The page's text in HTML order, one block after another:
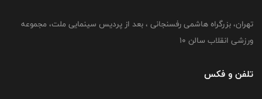
تهران، بزرگراه هاشمی رفسنجانی ، بعد از پردیس سینمایی ملت، مجموعه
ورزشی انقلاب سالن 10
تلفن و فکس